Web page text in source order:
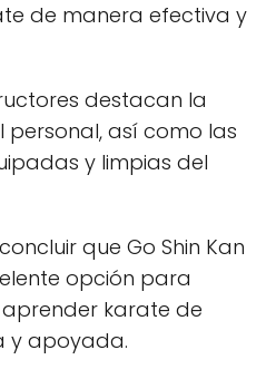
de manera efectiva y
destacan la
así como las
y limpias del
que Go Shin Kan
opción para
karate de
y apoyada.